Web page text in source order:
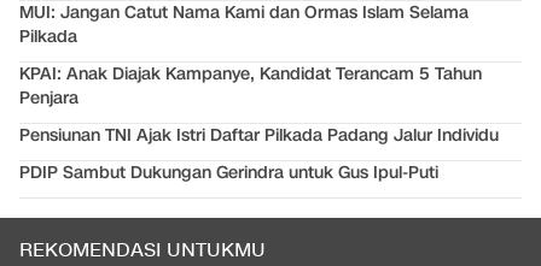
MUI: Jangan Catut Nama Kami dan Ormas Islam Selama
Pilkada
KPAI: Anak Diajak Kampanye, Kandidat Terancam 5 Tahun
Penjara
Pensiunan TNI Ajak Istri Daftar Pilkada Padang Jalur Individu
PDIP Sambut Dukungan Gerindra untuk Gus Ipul-Puti
REKOMENDASI UNTUKMU